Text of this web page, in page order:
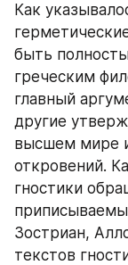
Как
быть
греческим
главный
другие
высшем мире
откровений.
гностики
Зостриан,
текстов